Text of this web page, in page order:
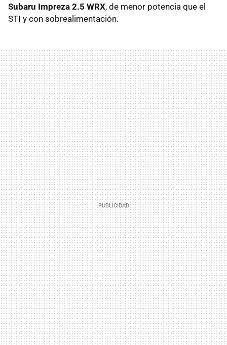
Subaru Impreza 2.5 WRX, de menor potencia que el
STI y con sobrealimentación.